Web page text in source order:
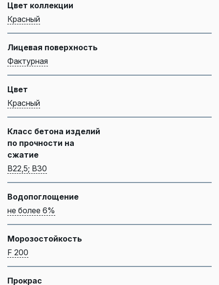
Цвет коллекции
Красный
Лицевая поверхность
Фактурная
Цвет
Красный
Класс бетона изделий
по прочности на
сжатие
B22,5; B30
Водопоглощение
не более 6%
Морозостойкость
F 200
Прокрас